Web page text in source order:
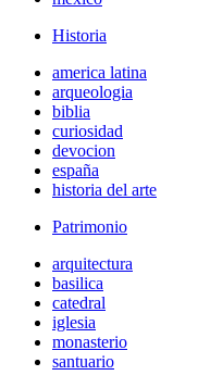
Historia
america latina
arqueologia
biblia
curiosidad
devocion
españa
historia del arte
Patrimonio
arquitectura
basilica
catedral
iglesia
monasterio
santuario